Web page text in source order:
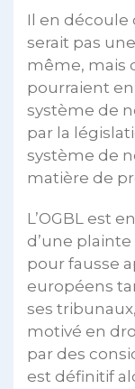
Il en découle
serait pas
même, mais
pourraient en
système de
par la
système de
matière de
L’OGBL est
d’une
pour fausse
européens
ses
motivé en
par des
est définitif